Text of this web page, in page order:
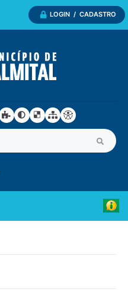
LOGIN / CADASTRO